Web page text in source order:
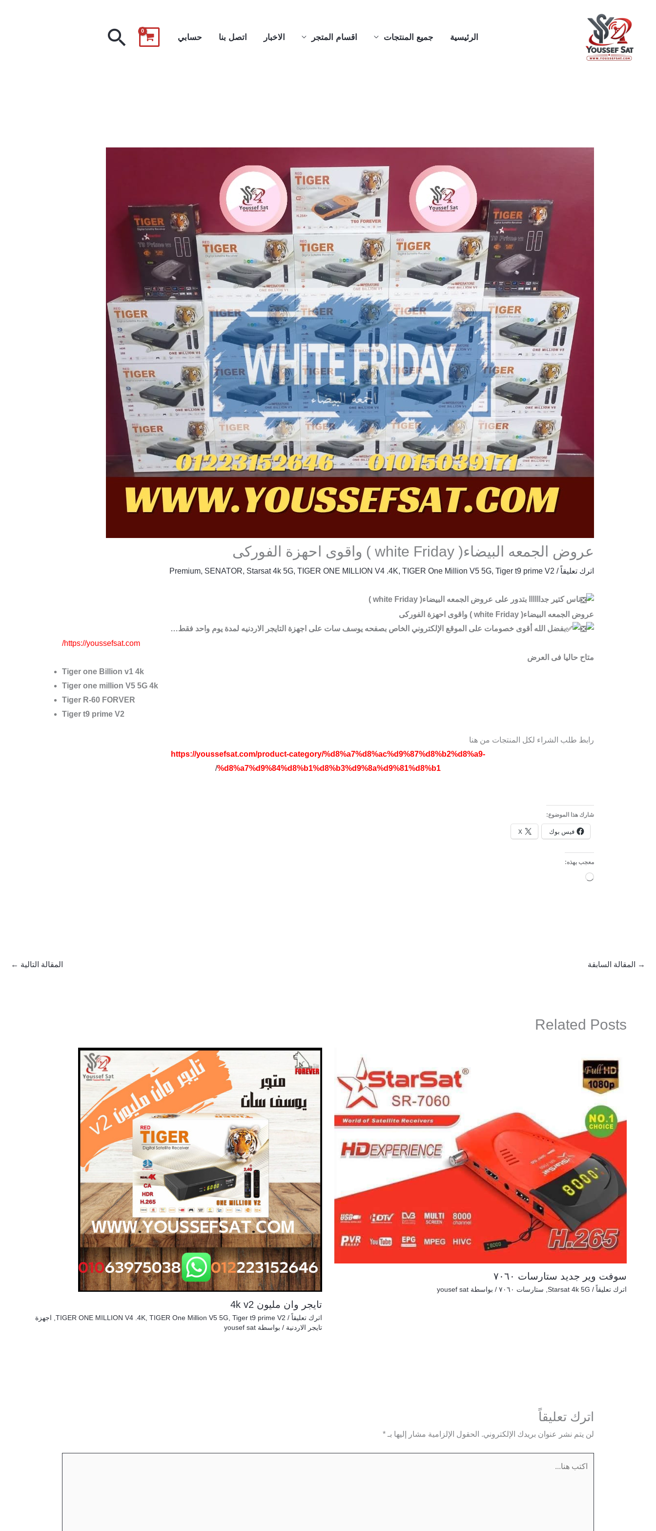
الرئيسية جميع المنتجات اقسام المتجر الاخبار اتصل بنا حسابي البحث
عروض الجمعه البيضاء( white Friday ) واقوى احهزة الفوركى
اترك تعليقاً /
Premium, SENATOR, Starsat 4k 5G,TIGER ONE MILLION V4 .4K,TIGER One Million V5 5G,Tiger t9 prime V2
ناس كتير جداااااا بتدور على عروض الجمعه البيضاء( white Friday )
عروض الجمعه البيضاء( white Friday ) واقوى احهزة الفوركى
بفضل الله أقوى خصومات على الموقع الإلكتروني الخاص بصفحه يوسف سات على اجهزة التايجر الاردنيه لمدة يوم واحد فقط…
https://youssefsat.com
/
متاح حاليا فى العرض
Tiger one Billion v1 4k
Tiger one million V5 5G 4k
Tiger R-60 FORVER
Tiger t9 prime V2
رابط طلب الشراء لكل المنتجات من هنا
https://youssefsat.com/product-category/%d8%a7%d8%ac%d9%87%d8%b2%d8%a9-
%d8%a7%d9%84%d8%b1%d8%b3%d9%8a%d9%81%d8%b1
/
شارك هذا الموضوع:
فيس بوك X
معجب بهذه:
جاري
→ المقالة السابقة المقالة التالية ←
Related Posts
سوفت وير جديد ستارسات ٧٠٦٠
اترك تعليقاً /
Starsat 4k 5G ستارسات ٧٠٦٠ / بواسطة yousef sat
تايجر وان مليون 4k v2
اترك تعليقاً /
TIGER ONE MILLION V4 .4K, TIGER One Million V5 5G Tiger t9 prime V2
اجهزة
تايجر الاردنية / بواسطة yousef sat
اترك تعليقاً
لن يتم نشر عنوان بريدك الإلكتروني. الحقول الإلزامية مشار إليها بـ *